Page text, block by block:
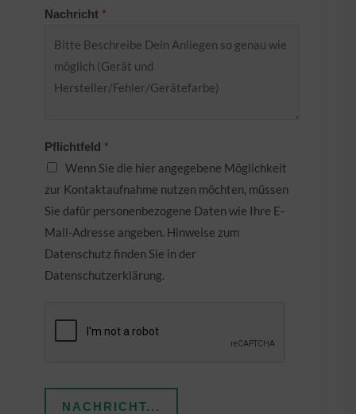
Nachricht *
Pflichtfeld *
Wenn Sie die hier angegebene Möglichkeit
zur Kontaktaufnahme nutzen möchten, müssen
Sie dafür personenbezogene Daten wie Ihre E-
Mail-Adresse angeben. Hinweise zum
Datenschutz finden Sie in der
Datenschutzerklärung.
NACHRICHT...